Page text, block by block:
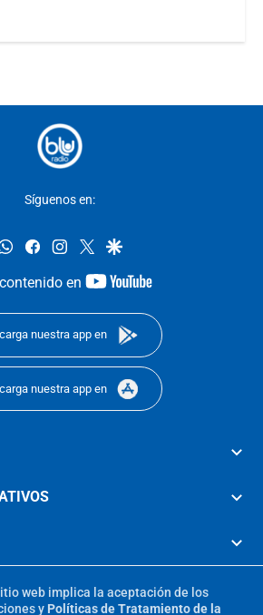
Síguenos en:
whatsappfacebookinstagram
twittergoogle
en
youtube-
nuestra app en
nuestra app en
web implica la aceptación de los
y Políticas de Tratamiento de la